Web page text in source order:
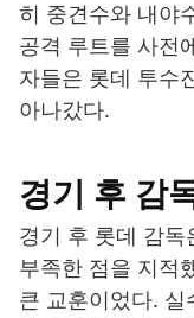
히 중견수와 내야
공격 루트를 사전
자들은 롯데 투수
아나갔다.
경기 후 감
경기 후 롯데 감독
부족한 점을 지적
큰 교훈이었다. 실